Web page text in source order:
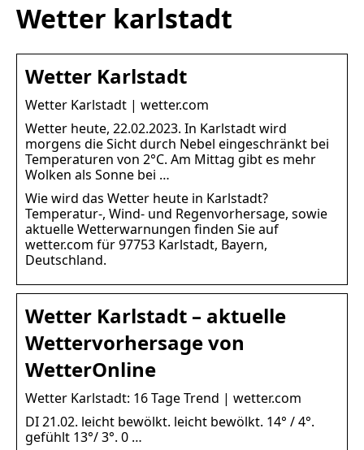
Wetter karlstadt
Wetter Karlstadt
Wetter Karlstadt | wetter.com
Wetter heute, 22.02.2023. In Karlstadt wird
morgens die Sicht durch Nebel eingeschränkt bei
Temperaturen von 2°C. Am Mittag gibt es mehr
Wolken als Sonne bei …
Wie wird das Wetter heute in Karlstadt?
Temperatur-, Wind- und Regenvorhersage, sowie
aktuelle Wetterwarnungen finden Sie auf
wetter.com für 97753 Karlstadt, Bayern,
Deutschland.
Wetter Karlstadt – aktuelle
Wettervorhersage von
WetterOnline
Wetter Karlstadt: 16 Tage Trend | wetter.com
DI 21.02. leicht bewölkt. leicht bewölkt. 14° / 4°.
gefühlt 13°/ 3°. 0 …